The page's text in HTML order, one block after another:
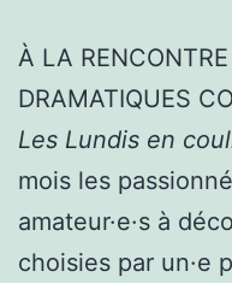
À LA
DRAMATIQUES
Les Lundis en
mois les
amateur·e·s à
choisies par un·e